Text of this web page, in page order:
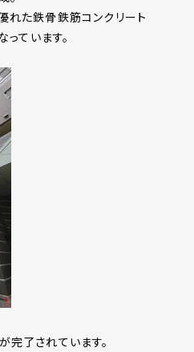
れた鉄骨鉄筋コンクリート
ています。
了されています。